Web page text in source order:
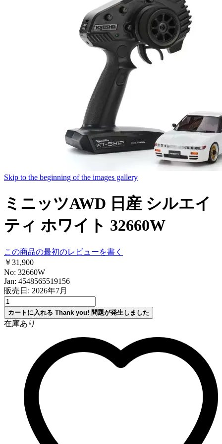
Skip to the beginning of the images gallery
ミニッツAWD 日産 シルエイ
ティ ホワイト 32660W
この商品の最初のレビューを書く
￥31,900
No: 32660W
Jan: 4548565519156
販売日: 2026年7月
カートに入れる Thank you! 問題が発生しました
在庫あり